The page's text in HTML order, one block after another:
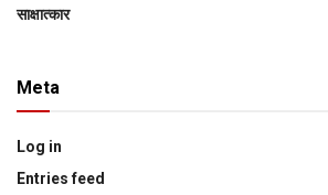
साक्षात्‍कार
Meta
Log in
Entries feed